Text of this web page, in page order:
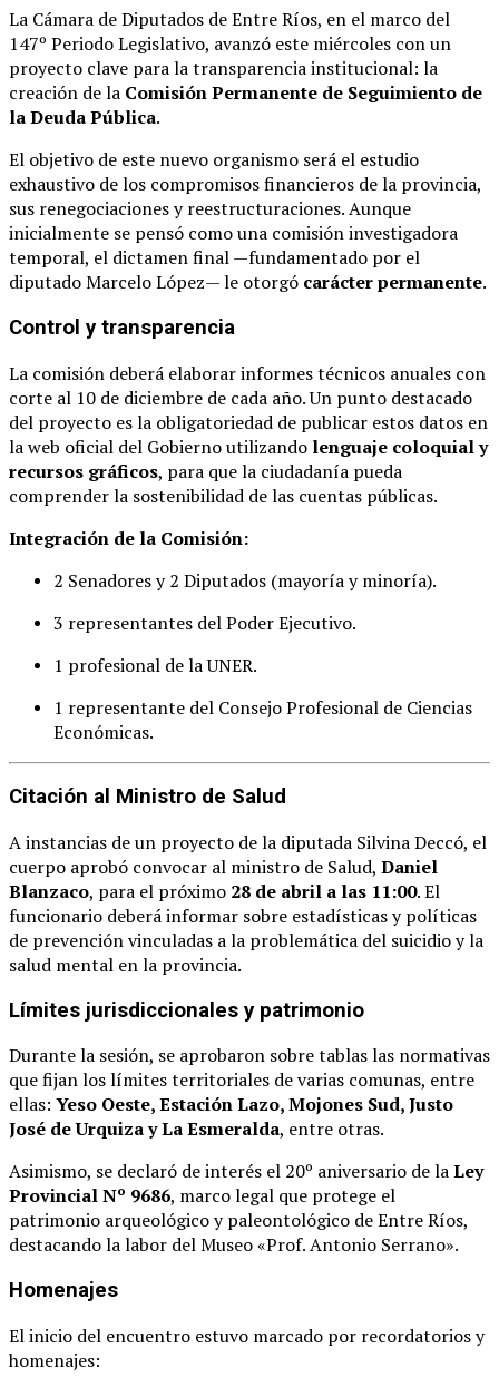
La Cámara de Diputados de Entre Ríos, en el marco del
147º Periodo Legislativo, avanzó este miércoles con un
proyecto clave para la transparencia institucional: la
creación de la Comisión Permanente de Seguimiento de
la Deuda Pública.
El objetivo de este nuevo organismo será el estudio
exhaustivo de los compromisos financieros de la provincia,
sus renegociaciones y reestructuraciones. Aunque
inicialmente se pensó como una comisión investigadora
temporal, el dictamen final —fundamentado por el
diputado Marcelo López— le otorgó carácter permanente.
Control y transparencia
La comisión deberá elaborar informes técnicos anuales con
corte al 10 de diciembre de cada año. Un punto destacado
del proyecto es la obligatoriedad de publicar estos datos en
la web oficial del Gobierno utilizando lenguaje coloquial y
recursos gráficos, para que la ciudadanía pueda
comprender la sostenibilidad de las cuentas públicas.
Integración de la Comisión:
2 Senadores y 2 Diputados (mayoría y minoría).
3 representantes del Poder Ejecutivo.
1 profesional de la UNER.
1 representante del Consejo Profesional de Ciencias
Económicas.
Citación al Ministro de Salud
A instancias de un proyecto de la diputada Silvina Deccó, el
cuerpo aprobó convocar al ministro de Salud, Daniel
Blanzaco, para el próximo 28 de abril a las 11:00. El
funcionario deberá informar sobre estadísticas y políticas
de prevención vinculadas a la problemática del suicidio y la
salud mental en la provincia.
Límites jurisdiccionales y patrimonio
Durante la sesión, se aprobaron sobre tablas las normativas
que fijan los límites territoriales de varias comunas, entre
ellas: Yeso Oeste, Estación Lazo, Mojones Sud, Justo
José de Urquiza y La Esmeralda, entre otras.
Asimismo, se declaró de interés el 20º aniversario de laLey
Provincial Nº 9686, marco legal que protege el
patrimonio arqueológico y paleontológico de Entre Ríos,
destacando la labor del Museo «Prof. Antonio Serrano».
Homenajes
El inicio del encuentro estuvo marcado por recordatorios y
homenajes: